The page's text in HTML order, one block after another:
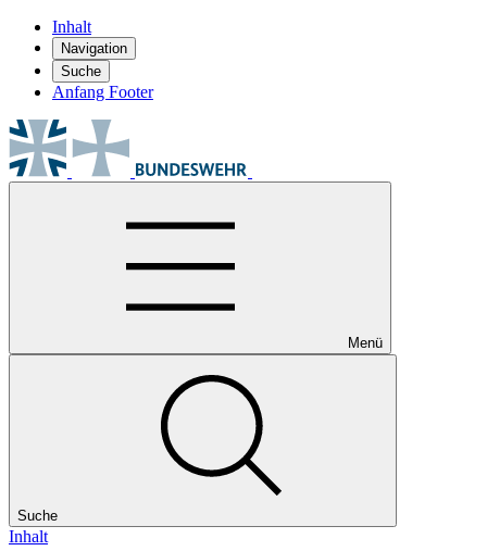
Inhalt
Navigation
Suche
Anfang Footer
Menü
Suche
Inhalt